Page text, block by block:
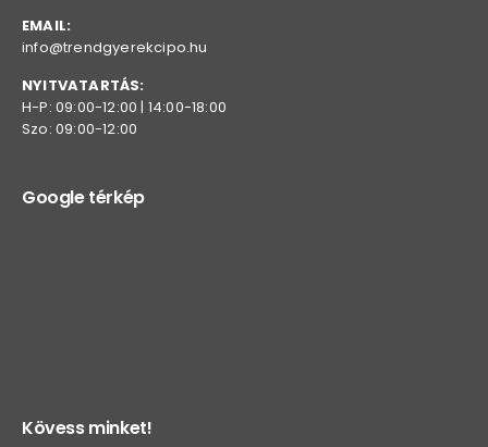
EMAIL:
info@trendgyerekcipo.hu
NYITVATARTÁS:
H-P: 09:00-12:00 | 14:00-18:00
Szo: 09:00-12:00
Google térkép
Kövess minket!